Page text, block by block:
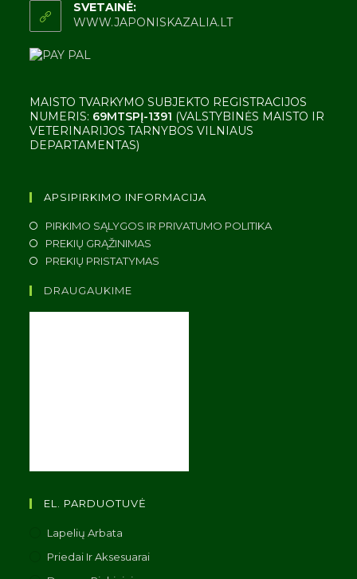
SVETAINĖ:
WWW.JAPONISKAZALIA.LT
MAISTO TVARKYMO SUBJEKTO REGISTRACIJOS
NUMERIS: 69MTSPĮ-1391 (VALSTYBINĖS MAISTO IR
VETERINARIJOS TARNYBOS VILNIAUS
DEPARTAMENTAS)
APSIPIRKIMO INFORMACIJA
PIRKIMO SĄLYGOS IR PRIVATUMO POLITIKA
PREKIŲ GRĄŽINIMAS
PREKIŲ PRISTATYMAS
DRAUGAUKIME
EL. PARDUOTUVĖ
Lapelių Arbata
Priedai Ir Aksesuarai